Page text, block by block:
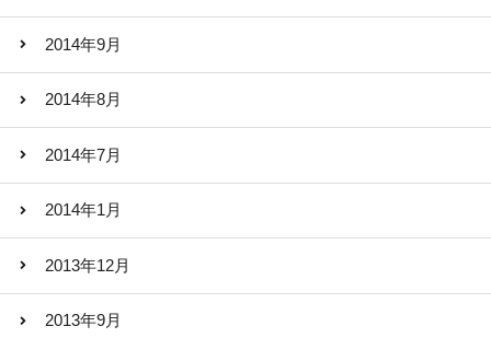
2014年9月
2014年8月
2014年7月
2014年1月
2013年12月
2013年9月